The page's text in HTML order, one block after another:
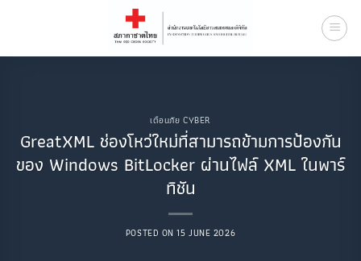
เตือนภัย CYBER
GreatXML ช่องโหว่ใหม่ที่สามารถข้ามการป้องกัน
ของ Windows BitLocker ผ่านไฟล์ XML ในพาร์
ทิชัน
POSTED ON15 JUNE 2026